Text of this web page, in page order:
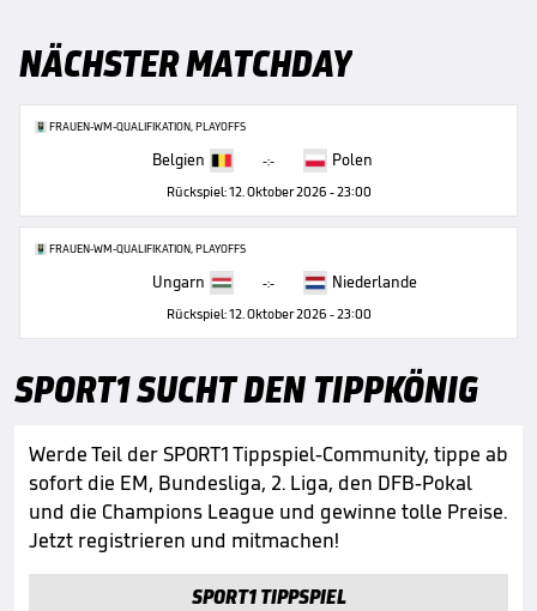
NÄCHSTER MATCHDAY
FRAUEN-WM-QUALIFIKATION, PLAYOFFS
Belgien -:- Polen
Rückspiel: 12. Oktober 2026 - 23:00
FRAUEN-WM-QUALIFIKATION, PLAYOFFS
Ungarn -:- Niederlande
Rückspiel: 12. Oktober 2026 - 23:00
SPORT1 SUCHT DEN TIPPKÖNIG
Werde Teil der SPORT1 Tippspiel-Community, tippe ab
sofort die EM, Bundesliga, 2. Liga, den DFB-Pokal
und die Champions League und gewinne tolle Preise.
Jetzt registrieren und mitmachen!
SPORT1 TIPPSPIEL